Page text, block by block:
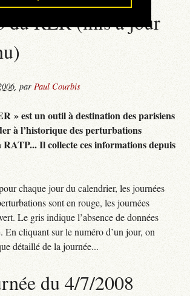
du RER (mis à jour
,parPaul Courbis
» est un outil à destination des parisiens
à l’historique des perturbations
RATP... Il collecte ces informations depuis
chaque jour du calendrier, les journées
sont en rouge, les journées
Le gris indique l’absence de données
En cliquant sur le numéro d’un jour, on
détaillé de la journée...
du 4/7/2008